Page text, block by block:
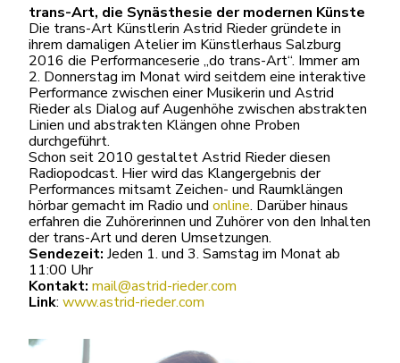
trans-Art, die Synästhesie der modernen Künste
Die trans-Art Künstlerin Astrid Rieder gründete in
ihrem damaligen Atelier im Künstlerhaus Salzburg
2016 die Performanceserie „do trans-Art“. Immer am
2. Donnerstag im Monat wird seitdem eine interaktive
Performance zwischen einer Musikerin und Astrid
Rieder als Dialog auf Augenhöhe zwischen abstrakten
Linien und abstrakten Klängen ohne Proben
durchgeführt.
Schon seit 2010 gestaltet Astrid Rieder diesen
Radiopodcast. Hier wird das Klangergebnis der
Performances mitsamt Zeichen- und Raumklängen
hörbar gemacht im Radio und online. Darüber hinaus
erfahren die Zuhörerinnen und Zuhörer von den Inhalten
der trans-Art und deren Umsetzungen.
Sendezeit: Jeden 1. und 3. Samstag im Monat ab
11:00 Uhr
Kontakt: mail@astrid-rieder.com
Link: www.astrid-rieder.com